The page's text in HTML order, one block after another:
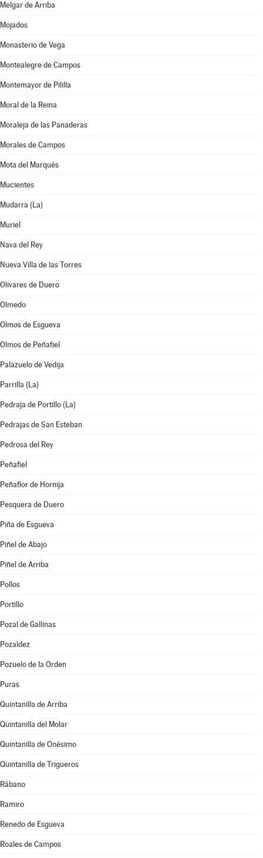
Melgar de Arriba
Mojados
Monasterio de Vega
Montealegre de Campos
Montemayor de Pililla
Moral de la Reina
Moraleja de las Panaderas
Morales de Campos
Mota del Marqués
Mucientes
Mudarra (La)
Muriel
Nava del Rey
Nueva Villa de las Torres
Olivares de Duero
Olmedo
Olmos de Esgueva
Olmos de Peñafiel
Palazuelo de Vedija
Parrilla (La)
Pedraja de Portillo (La)
Pedrajas de San Esteban
Pedrosa del Rey
Peñafiel
Peñaflor de Hornija
Pesquera de Duero
Piña de Esgueva
Piñel de Abajo
Piñel de Arriba
Pollos
Portillo
Pozal de Gallinas
Pozaldez
Pozuelo de la Orden
Puras
Quintanilla de Arriba
Quintanilla del Molar
Quintanilla de Onésimo
Quintanilla de Trigueros
Rábano
Ramiro
Renedo de Esgueva
Roales de Campos